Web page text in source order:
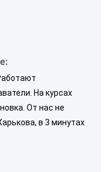
На курсах
От нас не
в 3 минутах